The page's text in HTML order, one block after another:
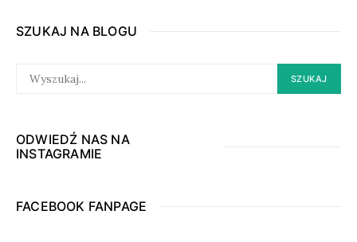
SZUKAJ NA BLOGU
FOR:
SZUKAJ
ODWIEDŹ NAS NA
INSTAGRAMIE
FACEBOOK FANPAGE